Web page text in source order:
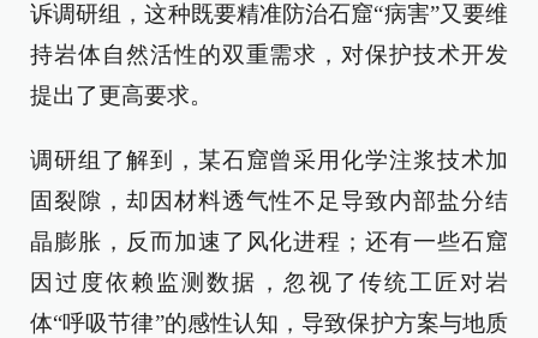
诉调研组，这种既要精准防治石窟“病害”又要维
持岩体自然活性的双重需求，对保护技术开发
提出了更高要求。
调研组了解到，某石窟曾采用化学注浆技术加
固裂隙，却因材料透气性不足导致内部盐分结
晶膨胀，反而加速了风化进程；还有一些石窟
因过度依赖监测数据，忽视了传统工匠对岩
体“呼吸节律”的感性认知，导致保护方案与地质